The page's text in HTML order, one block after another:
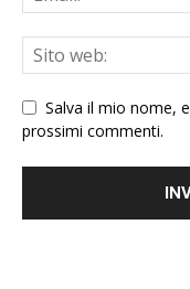
Salva il mio nome,
prossimi commenti.